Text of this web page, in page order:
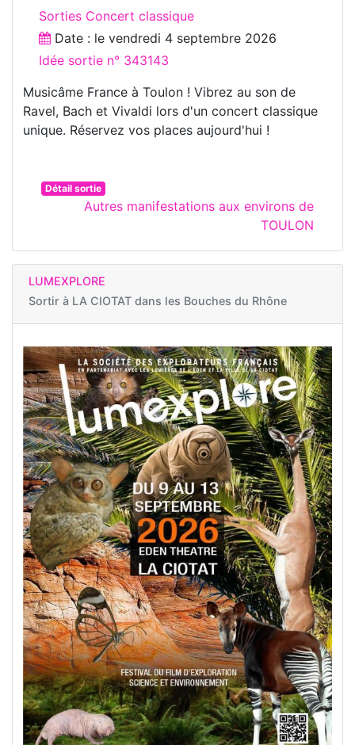
Sorties Concert classique
Date : le vendredi 4 septembre 2026
Idée sortie n° 343143
Musicâme France à Toulon ! Vibrez au son de
Ravel, Bach et Vivaldi lors d'un concert classique
unique. Réservez vos places aujourd'hui !
Détail sortie
Autres manifestations aux environs de
TOULON
LUMEXPLORE
Sortir à LA CIOTAT dans les Bouches du Rhône